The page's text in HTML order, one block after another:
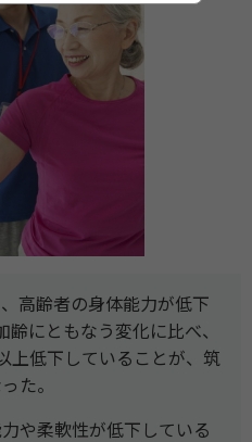
⾼齢者の身体能⼒が低下
齢にともなう変化に比べ、
上低下していることが、筑
た。
や柔軟性が低下している